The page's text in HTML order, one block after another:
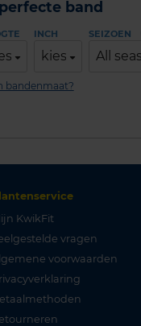
band
INCH
kies
SEIZOEN
All
bandenmaat?
KwikFit
vragen
voorwaarden